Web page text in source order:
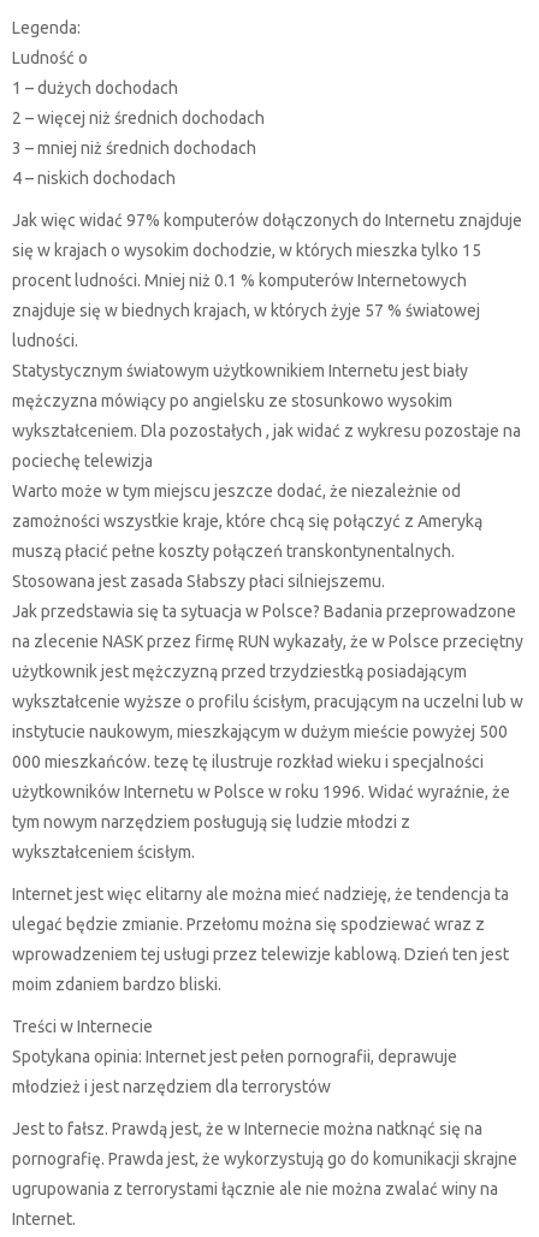
Legenda:
Ludność o
1 – dużych dochodach
2 – więcej niż średnich dochodach
3 – mniej niż średnich dochodach
4 – niskich dochodach
Jak więc widać 97% komputerów dołączonych do Internetu znajduje
się w krajach o wysokim dochodzie, w których mieszka tylko 15
procent ludności. Mniej niż 0.1 % komputerów Internetowych
znajduje się w biednych krajach, w których żyje 57 % światowej
ludności.
Statystycznym światowym użytkownikiem Internetu jest biały
mężczyzna mówiący po angielsku ze stosunkowo wysokim
wykształceniem. Dla pozostałych , jak widać z wykresu pozostaje na
pociechę telewizja
Warto może w tym miejscu jeszcze dodać, że niezależnie od
zamożności wszystkie kraje, które chcą się połączyć z Ameryką
muszą płacić pełne koszty połączeń transkontynentalnych.
Stosowana jest zasada Słabszy płaci silniejszemu.
Jak przedstawia się ta sytuacja w Polsce? Badania przeprowadzone
na zlecenie NASK przez firmę RUN wykazały, że w Polsce przeciętny
użytkownik jest mężczyzną przed trzydziestką posiadającym
wykształcenie wyższe o profilu ścisłym, pracującym na uczelni lub w
instytucie naukowym, mieszkającym w dużym mieście powyżej 500
000 mieszkańców. tezę tę ilustruje rozkład wieku i specjalności
użytkowników Internetu w Polsce w roku 1996. Widać wyraźnie, że
tym nowym narzędziem posługują się ludzie młodzi z
wykształceniem ścisłym.
Internet jest więc elitarny ale można mieć nadzieję, że tendencja ta
ulegać będzie zmianie. Przełomu można się spodziewać wraz z
wprowadzeniem tej usługi przez telewizje kablową. Dzień ten jest
moim zdaniem bardzo bliski.
Treści w Internecie
Spotykana opinia: Internet jest pełen pornografii, deprawuje
młodzież i jest narzędziem dla terrorystów
Jest to fałsz. Prawdą jest, że w Internecie można natknąć się na
pornografię. Prawda jest, że wykorzystują go do komunikacji skrajne
ugrupowania z terrorystami łącznie ale nie można zwalać winy na
Internet.